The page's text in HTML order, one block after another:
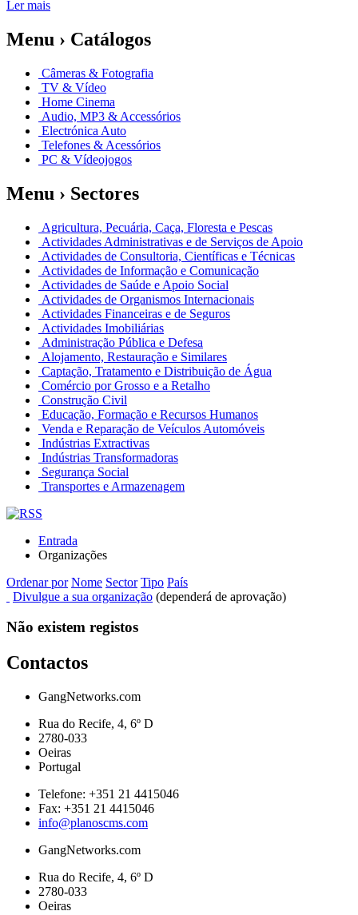
Ler mais
Menu › Catálogos
Câmeras & Fotografia
TV & Vídeo
Home Cinema
Audio, MP3 & Accessórios
Electrónica Auto
Telefones & Acessórios
PC & Vídeojogos
Menu › Sectores
Agricultura, Pecuária, Caça, Floresta e Pescas
Actividades Administrativas e de Serviços de Apoio
Actividades de Consultoria, Científicas e Técnicas
Actividades de Informação e Comunicação
Actividades de Saúde e Apoio Social
Actividades de Organismos Internacionais
Actividades Financeiras e de Seguros
Actividades Imobiliárias
Administração Pública e Defesa
Alojamento, Restauração e Similares
Captação, Tratamento e Distribuição de Água
Comércio por Grosso e a Retalho
Construção Civil
Educação, Formação e Recursos Humanos
Venda e Reparação de Veículos Automóveis
Indústrias Extractivas
Indústrias Transformadoras
Segurança Social
Transportes e Armazenagem
Entrada
Organizações
Ordenar por Nome Sector Tipo País
Divulgue a sua organização (dependerá de aprovação)
Não existem registos
Contactos
GangNetworks.com
Rua do Recife, 4, 6º D
2780-033
Oeiras
Portugal
Telefone: +351 21 4415046
Fax: +351 21 4415046
info@planoscms.com
GangNetworks.com
Rua do Recife, 4, 6º D
2780-033
Oeiras